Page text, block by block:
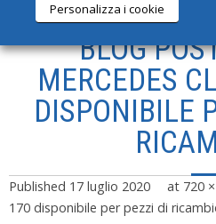
SERVIZI
PRODOTTI
NEWS
BLOG
MERCEDES
DISPONIBILE
Published 17 luglio 2020 at 720
170 disponibile per pezzi di
Personalizza i cookie